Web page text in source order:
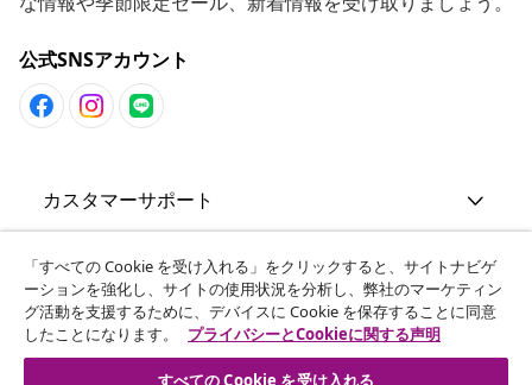
公式SNSアカウント
カスタマーサポート
ビジネス・パートナーシップ
vidaXL
「すべての Cookie を受け入れる」をクリックすると、サイトナビゲ
ーションを強化し、サイトの使用状況を分析し、弊社のマーケティン
グ活動を支援するために、デバイスに Cookie を保存することに同意
したことになります。
プライバシーとCookieに関する声明
すべての Cookie を受け入れる